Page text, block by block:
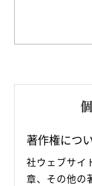
著作権につ
社ウェブサイ
章、その他の